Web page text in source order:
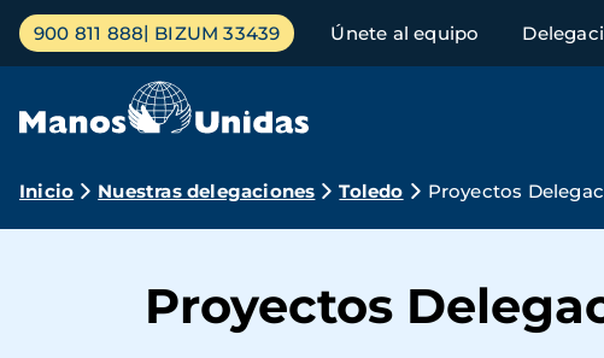
Pasar
contenido
Menú
principal
900 811 888 BIZUM 33439 Únete al equipo
Ruta
navegación
Inicio Nuestras delegaciones Toledo Proyectos
Proyectos